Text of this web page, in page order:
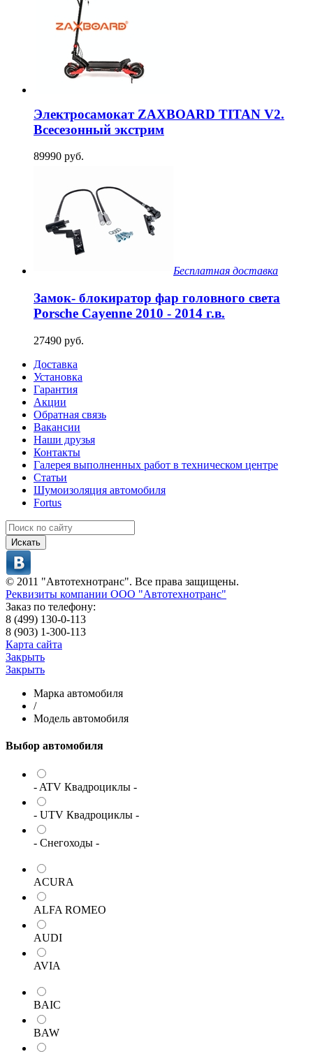
Электросамокат ZAXBOARD TITAN V2.
Всесезонный экстрим
89990 руб.
Бесплатная доставка
Замок- блокиратор фар головного света
Porsche Cayenne 2010 - 2014 г.в.
27490 руб.
Доставка
Установка
Гарантия
Акции
Обратная связь
Вакансии
Наши друзья
Контакты
Галерея выполненных работ в техническом центре
Статьи
Шумоизоляция автомобиля
Fortus
Искать
© 2011 "Автотехнотранс". Все права защищены.
Реквизиты компании ООО "Автотехнотранс"
Заказ по телефону:
8 (499) 130-0-113
8 (903) 1-300-113
Карта сайта
Закрыть
Закрыть
Марка автомобиля
/
Модель автомобиля
Выбор автомобиля
- ATV Квадроциклы -
- UTV Квадроциклы -
- Снегоходы -
ACURA
ALFA ROMEO
AUDI
AVIA
BAIC
BAW